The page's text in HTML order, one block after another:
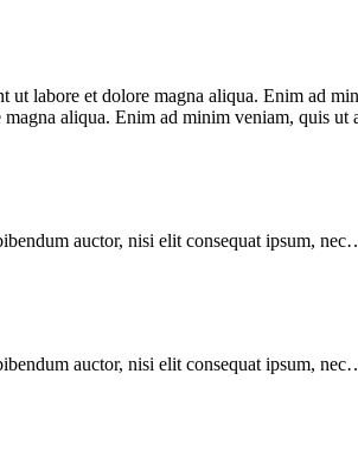
labore et dolore magna aliqua. Enim ad
aliqua. Enim ad minim veniam, quis ut
auctor, nisi elit consequat ipsum,
auctor, nisi elit consequat ipsum,